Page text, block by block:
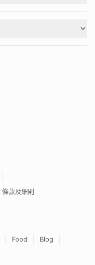
條款及細則
Food
Blog